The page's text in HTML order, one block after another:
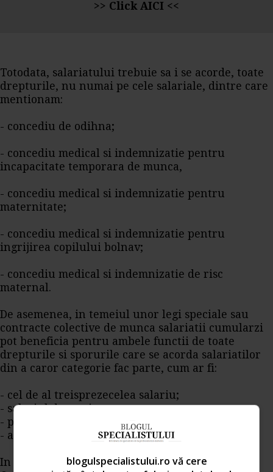
>> Click AICI <<
Totodata, salariatului trebuie sa i se acorde, toate
drepturile, nu numai pe cele salariale, dintre care
mentionam:
- concediu de odihna;
- concediu medical si indemnizatie pentru
incapacitate temporara de munca,
- concediu medical si indemnizatie pentru
maternitate;
- concediu medical si indemnizatie pentru
ingrijirea copilului bolnav;
- concediu medical si indemnizatie de risc
maternal.
De asemenea, in temeiul unor legi speciale sau
contracte colective de munca salariatii cumularzi
pot beneficia pentru ambele functii de toate
drepturile si sporurile care se acorda salariatilor
din a caror categorie fac parte, cum ar fi:
- cel de al treisprezecelea salariu;
- salariul de merit;
- prima de vacanta;
- ajutorul de inmormantare;
In speta, tinand cont ca potrivit prevederilor din
blogulspecialistului.ro vă cere